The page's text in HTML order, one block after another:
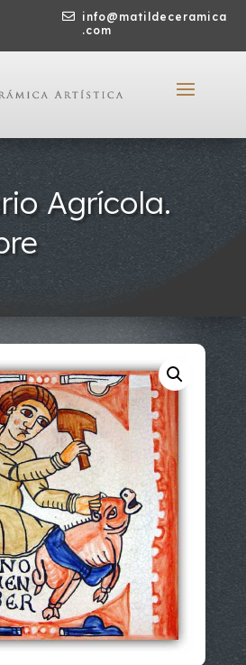

info@matildeceramica
.com
Agrícola.